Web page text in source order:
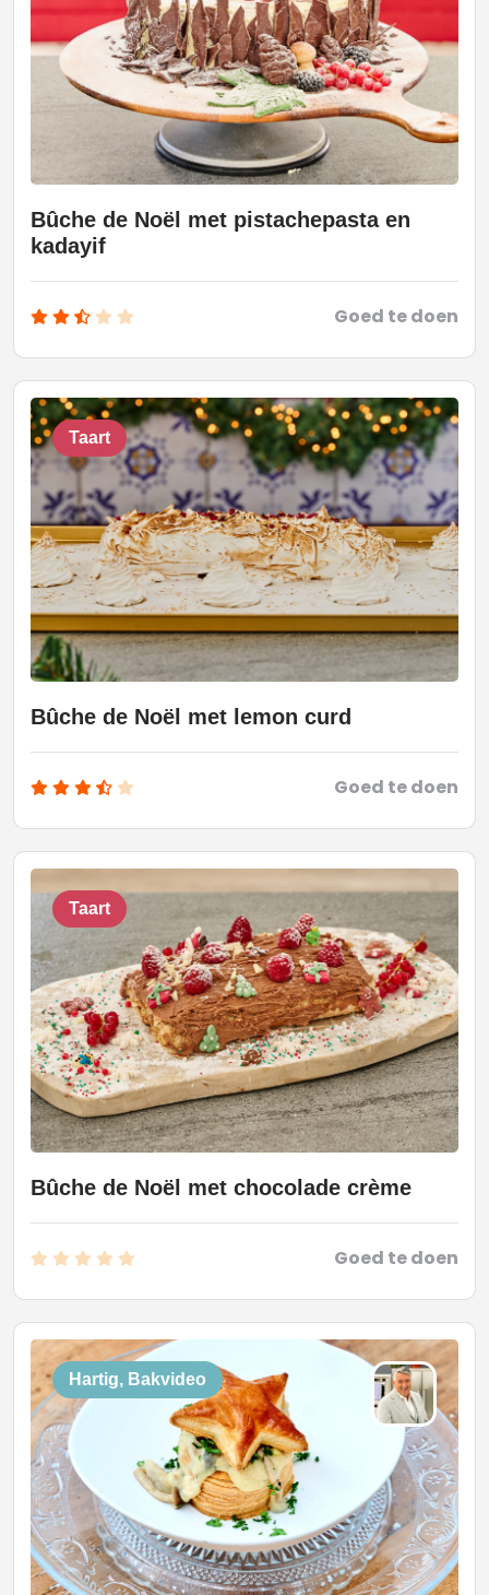
Bûche de Noël met pistachepasta en
kadayif
Goed te doen
Taart
Bûche de Noël met lemon curd
Goed te doen
Taart
Bûche de Noël met chocolade crème
Goed te doen
Hartig, Bakvideo